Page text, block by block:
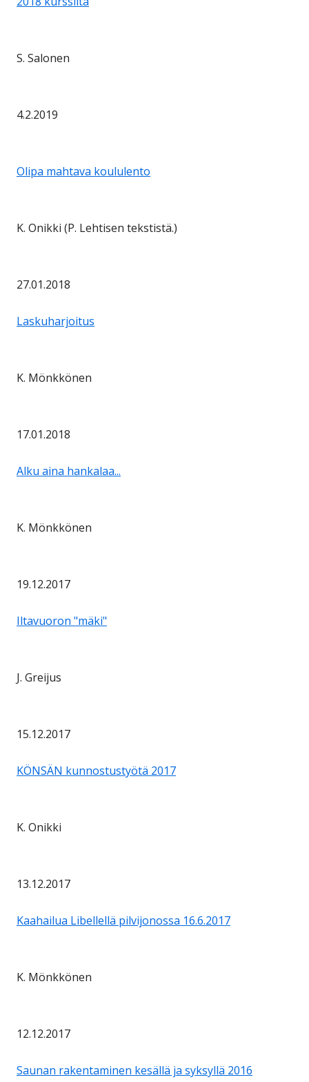
S. Salonen
4.2.2019
Olipa mahtava koululento
K. Onikki (P. Lehtisen tekstistä.)
27.01.2018
Laskuharjoitus
K. Mönkkönen
17.01.2018
Alku aina hankalaa...
K. Mönkkönen
19.12.2017
Iltavuoron "mäki"
J. Greijus
15.12.2017
KÖNSÄN kunnostustyötä 2017
K. Onikki
13.12.2017
Kaahailua Libellellä pilvijonossa 16.6.2017
K. Mönkkönen
12.12.2017
Saunan rakentaminen kesällä ja syksyllä 2016